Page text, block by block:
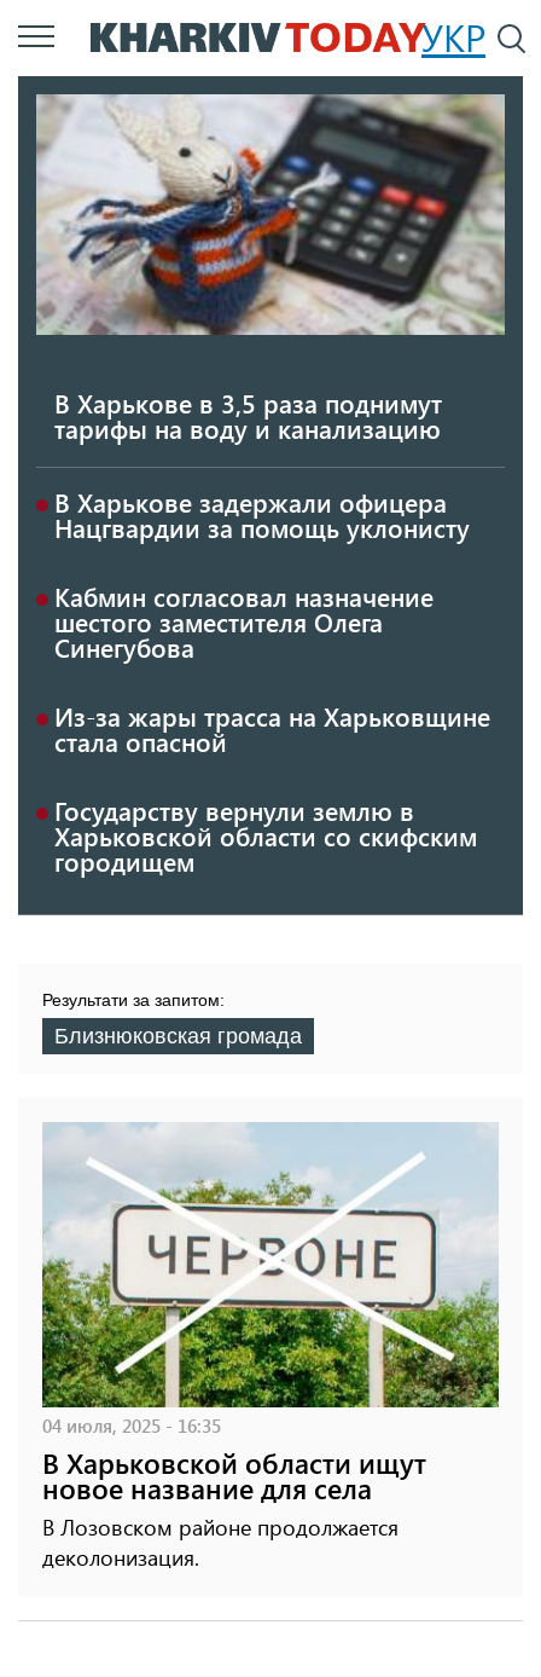
Перейти
к
содержанию
УКР
В Харькове в 3,5 раза поднимут
тарифы на воду и канализацию
В Харькове задержали офицера
Нацгвардии за помощь уклонисту
Кабмин согласовал назначение
шестого заместителя Олега
Синегубова
Из-за жары трасса на Харьковщине
стала опасной
Государству вернули землю в
Харьковской области со скифским
городищем
Результати за запитом:
Близнюковская громада
04 июля, 2025 - 16:35
В Харьковской области ищут
новое название для села
В Лозовском районе продолжается
деколонизация.